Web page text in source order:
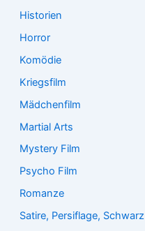
Historien
Horror
Komödie
Kriegsfilm
Mädchenfilm
Martial Arts
Mystery Film
Psycho Film
Romanze
Satire, Persiflage, Schwarz